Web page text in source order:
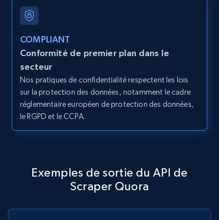
Instagram - Posts
URL, User posted, Description, Hashtags, Num
comments, Date posted, Likes, Photos, and
more.
Instagram - Posts - Collects posts from a
COMPLIANT
Conformité de premier plan dans le
secteur
Nos pratiques de confidentialité respectent les lois
sur la protection des données, notamment le cadre
réglementaire européen de protection des données,
le RGPD et le CCPA.
Exemples de sortie du API de
Scraper Quora